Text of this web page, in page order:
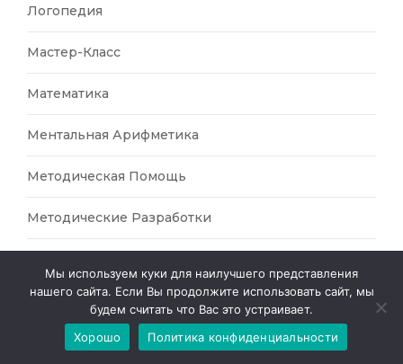
Логопедия
Мастер-Класс
Математика
Ментальная Арифметика
Методическая Помощь
Методические Разработки
Мимика
Мимическая Моторика
Мы используем куки для наилучшего представления
нашего сайта. Если Вы продолжите использовать сайт, мы
будем считать что Вас это устраивает.
Хорошо
Политика конфиденциальности